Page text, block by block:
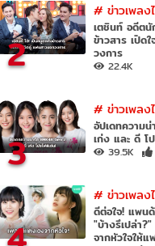
2
# ข่าวเพลง
เตชินท์ อดีต
ข้าวสาร เปิด
วงการ
22.4K
3
# ข่าวเพลง
อัปเดทความ
เก่ง และ ดี โ
39.5K
# ข่าวเพลง
ดีต่อใจ! แพน
"บ้างรึเปล่า
จากหัวใจให้แ